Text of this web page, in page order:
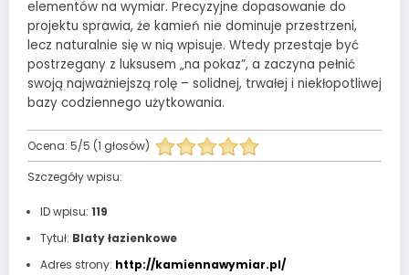
elementów na wymiar. Precyzyjne dopasowanie do
projektu sprawia, że kamień nie dominuje przestrzeni,
lecz naturalnie się w nią wpisuje. Wtedy przestaje być
postrzegany z luksusem „na pokaz”, a zaczyna pełnić
swoją najważniejszą rolę – solidnej, trwałej i niekłopotliwej
bazy codziennego użytkowania.
Ocena: 5/5 (1 głosów)
Szczegóły wpisu:
ID wpisu: 119
Tytuł: Blaty łazienkowe
Adres strony: http://kamiennawymiar.pl/